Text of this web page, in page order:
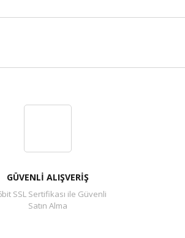
GÜVENLİ ALIŞVERİŞ
SSL Sertifikası ile Güvenli
Satın Alma